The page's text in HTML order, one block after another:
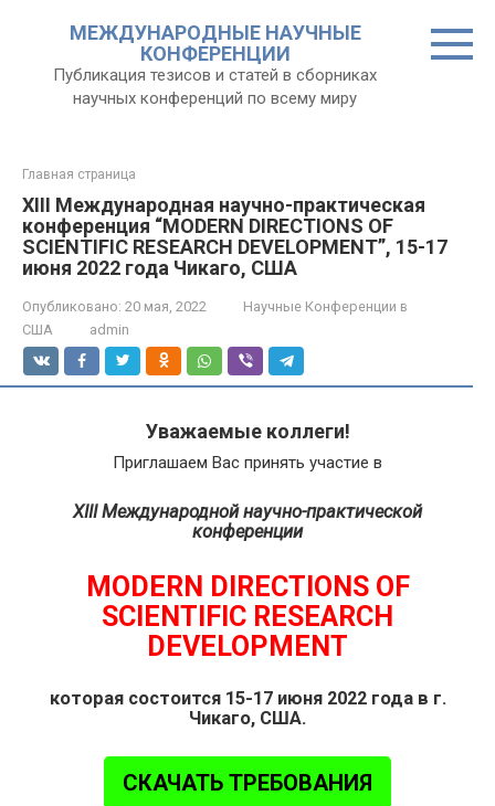
МЕЖДУНАРОДНЫЕ НАУЧНЫЕ
КОНФЕРЕНЦИИ
Публикация тезисов и статей в сборниках
научных конференций по всему миру
Главная страница
XIII Международная научно-практическая
конференция “MODERN DIRECTIONS OF
SCIENTIFIC RESEARCH DEVELOPMENT”, 15-17
июня 2022 года Чикаго, США
Опубликовано: 20 мая, 2022
Научные Конференции в
США
admin
Уважаемые коллеги!
Приглашаем Вас принять участие в
XIII Международной научно-практической
конференции
MODERN DIRECTIONS OF
SCIENTIFIC RESEARCH
DEVELOPMENT
которая состоится 15-17 июня 2022 года в г.
Чикаго, США.
СКАЧАТЬ ТРЕБОВАНИЯ